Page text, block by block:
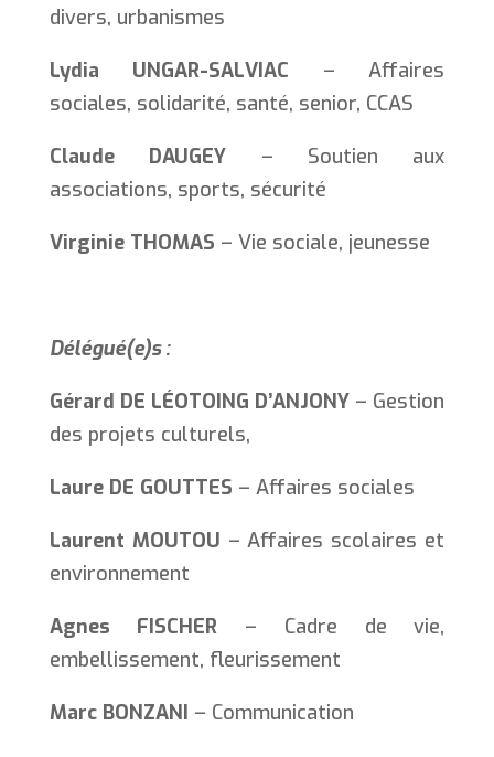
divers, urbanismes
Lydia UNGAR-SALVIAC – Affaires
sociales, solidarité, santé, senior, CCAS
Claude DAUGEY – Soutien aux
associations, sports, sécurité
Virginie THOMAS – Vie sociale, jeunesse
Délégué(e)s :
Gérard DE LÉOTOING D’ANJONY – Gestion
des projets culturels,
Laure DE GOUTTES – Affaires sociales
Laurent MOUTOU – Affaires scolaires et
environnement
Agnes FISCHER – Cadre de vie,
embellissement, fleurissement
Marc BONZANI – Communication